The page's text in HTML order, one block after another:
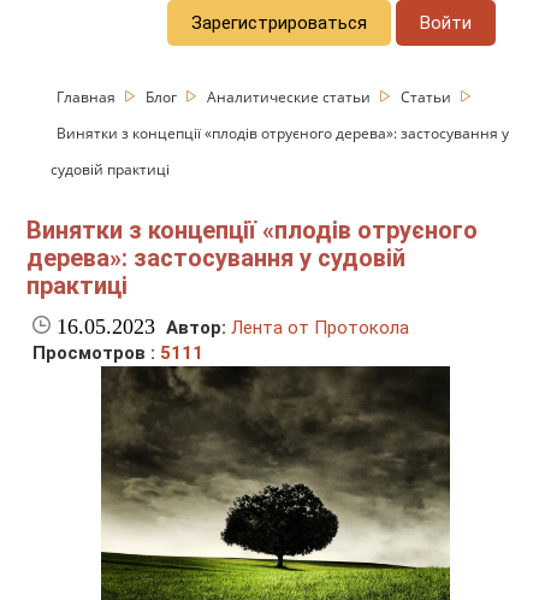
Зарегистрироваться Войти
Главная Блог Аналитические статьи
Статьи
Винятки з концепції «плодів отруєного дерева»: застосування у
судовій практиці
Винятки з концепції «плодів отруєного
дерева»: застосування у судовій
практиці
16.05.2023 Автор: Лента от Протокола
Просмотров : 5111